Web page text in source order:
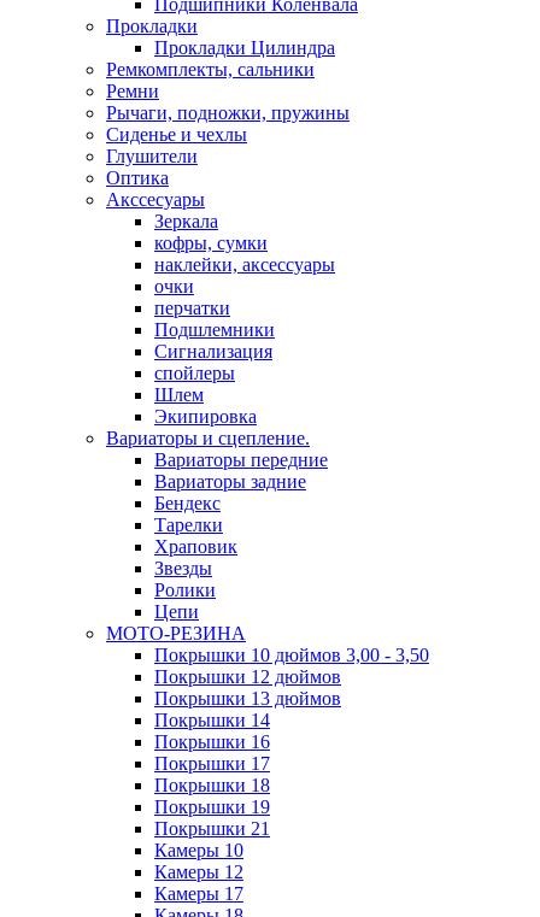
Подшипники Коленвала
Прокладки
Прокладки Цилиндра
Ремкомплекты, сальники
Ремни
Рычаги, подножки, пружины
Сиденье и чехлы
Глушители
Оптика
Акссесуары
Зеркала
кофры, сумки
наклейки, аксессуары
очки
перчатки
Подшлемники
Сигнализация
спойлеры
Шлем
Экипировка
Вариаторы и сцепление.
Вариаторы передние
Вариаторы задние
Бендекс
Тарелки
Храповик
Звезды
Ролики
Цепи
МОТО-РЕЗИНА
Покрышки 10 дюймов 3,00 - 3,50
Покрышки 12 дюймов
Покрышки 13 дюймов
Покрышки 14
Покрышки 16
Покрышки 17
Покрышки 18
Покрышки 19
Покрышки 21
Камеры 10
Камеры 12
Камеры 17